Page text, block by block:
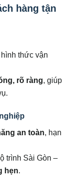
hàng tận
thức vận
rõ ràng, giúp
an toàn, hạn
trình Sài Gòn –
hẹn.